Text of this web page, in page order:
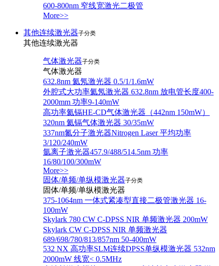
600-800nm 窄线宽激光二极管
More>>
其他连续激光器子分类
其他连续激光器
气体激光器子分类
气体激光器
632.8nm 氦氖激光器 0.5/1/1.6mW
外腔式大功率氦氖激光器 632.8nm 放电管长度400-
2000mm 功率9-140mW
高功率氦镉HE-CD气体激光器（442nm 150mW）
320nm 氦镉气体激光器 30/35mW
337nm氮分子激光器Nitrogen Laser 平均功率
3/120/240mW
氩离子激光器457.9/488/514.5nm 功率
16/80/100/300mW
More>>
固体/单频/单纵模激光器子分类
固体/单频/单纵模激光器
375-1064nm 一体式紧凑型直接二极管激光器 16-
100mW
Skylark 780 CW C-DPSS NIR 单频激光器 200mW
Skylark CW C-DPSS NIR 单频激光器
689/698/780/813/857nm 50-400mW
532 NX 高功率SLM连续DPSS单纵模激光器 532nm
2000mW 线宽< 0.5MHz